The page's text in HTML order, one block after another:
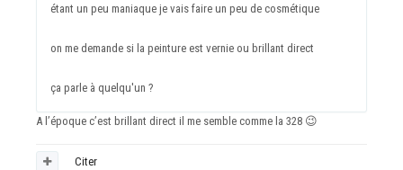
étant un peu maniaque je vais faire un peu de cosmétique
on me demande si la peinture est vernie ou brillant direct
ça parle à quelqu'un ?
A l’époque c’est brillant direct il me semble comme la 328 😉
Citer